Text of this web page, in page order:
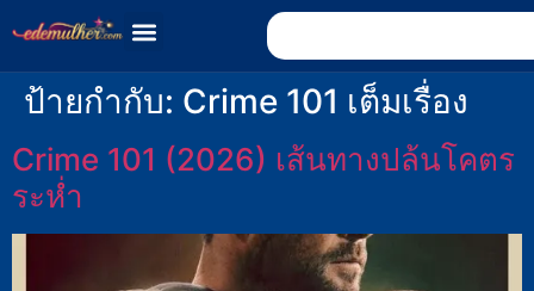
ป้ายกำกับ: Crime 101 เต็มเรื่อง
Crime 101 (2026) เส้นทางปล้นโคตร
ระห่ำ